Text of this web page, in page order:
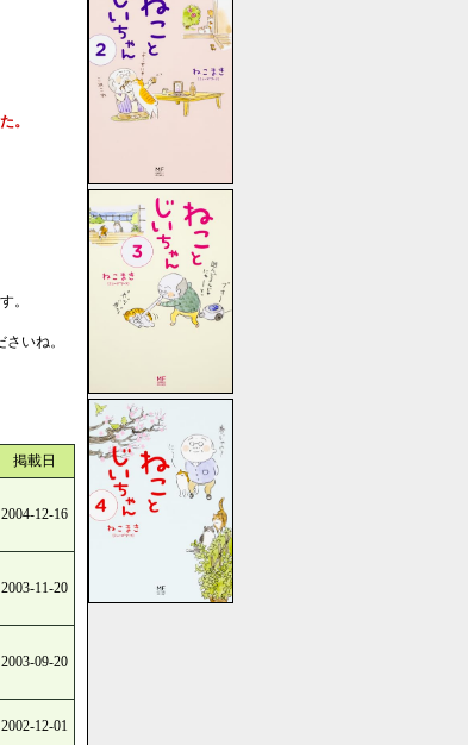
。
。
さいね。
掲載日
2004-12-16
2003-11-20
2003-09-20
2002-12-01